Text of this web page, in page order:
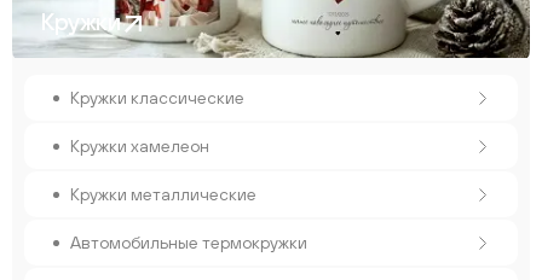
Кружки
Кружки классические
Кружки хамелеон
Кружки металлические
Автомобильные термокружки